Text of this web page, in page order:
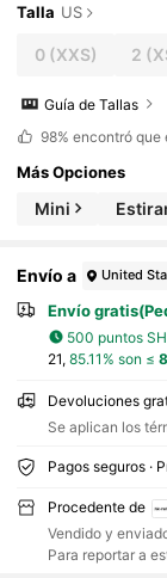
Talla US
0(XXS) 2
Guía de Tallas
98% encontró que
Más Opciones
Mini
Envío a United
Envío
500 puntos
21, 85.11% son ≤ 8
Devoluciones
Se aplican los
Pagos seguros ·
Procedente de
Vendido y
Para reportar a